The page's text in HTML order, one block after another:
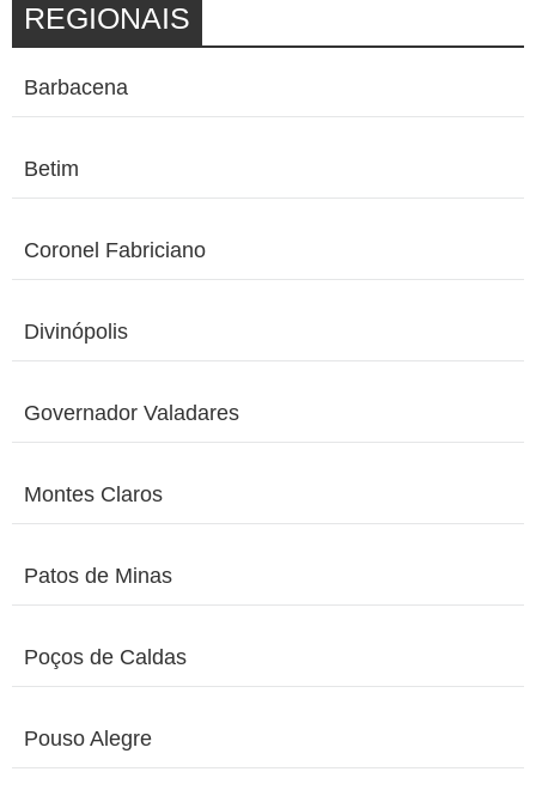
REGIONAIS
Barbacena
Betim
Coronel Fabriciano
Divinópolis
Governador Valadares
Montes Claros
Patos de Minas
Poços de Caldas
Pouso Alegre